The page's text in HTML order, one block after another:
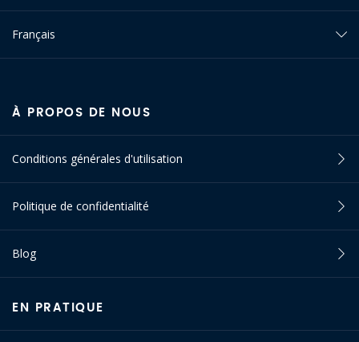
Français
À PROPOS DE NOUS
Conditions générales d'utilisation
Politique de confidentialité
Blog
EN PRATIQUE